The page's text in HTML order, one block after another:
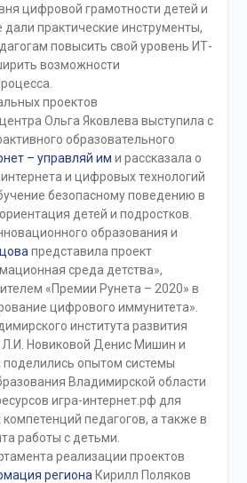
цифровой грамотности детей и
дали практические инструменты,
повысить свой уровень ИТ-
возможности
проектов
Ольга Яковлева выступила с
образовательного
– управляй им и рассказала о
и цифровых технологий
безопасному поведению в
детей и подростков.
образования и
представила проект
среда детства»,
«Премии Рунета – 2020» в
цифрового иммунитета».
института развития
Новиковой Денис Мишин и
опытом системы
Владимирской области
игра-интернет.рф для
педагогов, а также в
работы с детьми.
реализации проектов
региона Кирилл Поляков